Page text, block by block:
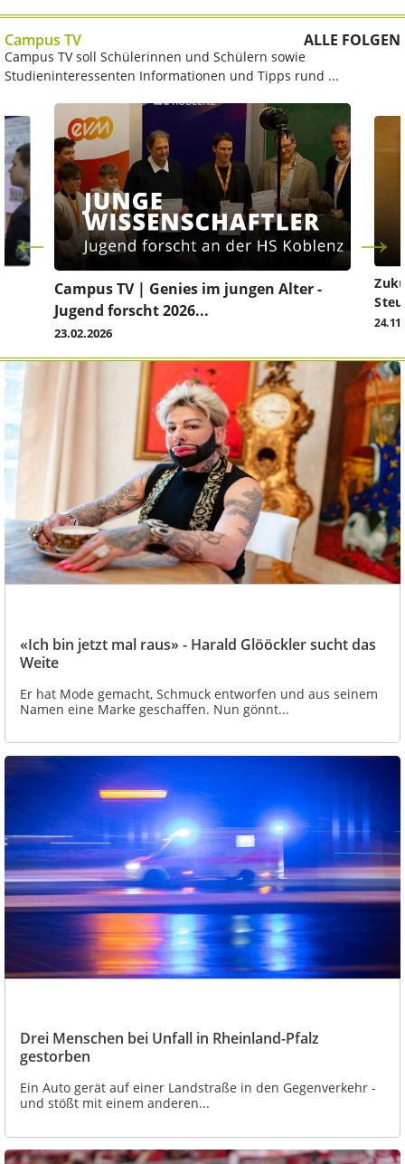
Campus TV ALLE FOLGEN
Campus TV soll Schülerinnen und Schülern sowie
Studieninteressenten Informationen und Tipps rund ...
Campus TV | Genies im jungen Alter -
Jugend forscht 2026...
23.02.2026
«Ich bin jetzt mal raus» - Harald Glööckler sucht das
Weite
Er hat Mode gemacht, Schmuck entworfen und aus seinem
Namen eine Marke geschaffen. Nun gönnt...
Drei Menschen bei Unfall in Rheinland-Pfalz
gestorben
Ein Auto gerät auf einer Landstraße in den Gegenverkehr -
und stößt mit einem anderen...